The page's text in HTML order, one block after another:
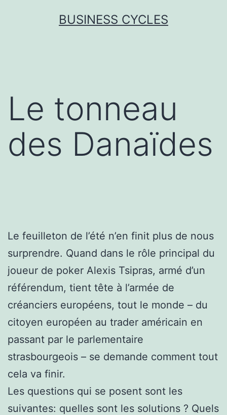
BUSINESS CYCLES
Le tonneau
des Danaïdes
Le feuilleton de l’été n’en finit plus de nous
surprendre. Quand dans le rôle principal du
joueur de poker Alexis Tsipras, armé d’un
référendum, tient tête à l’armée de
créanciers européens, tout le monde – du
citoyen européen au trader américain en
passant par le parlementaire
strasbourgeois – se demande comment tout
cela va finir.
Les questions qui se posent sont les
suivantes: quelles sont les solutions ? Quels